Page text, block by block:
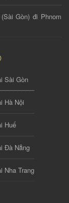
Gòn) đi Phnom
Sài Gòn
Hà Nội
Huế
Đà Nẵng
Nha Trang